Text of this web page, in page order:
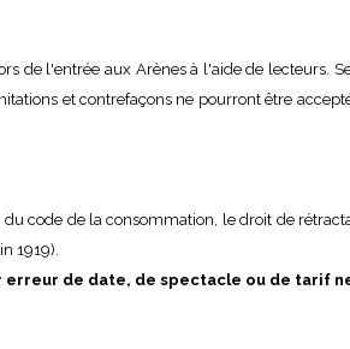
de l'entrée aux Arènes à l'aide de lecteurs.
et contrefaçons ne pourront être
code de la consommation, le droit de
1919).
de date, de spectacle ou de tarif